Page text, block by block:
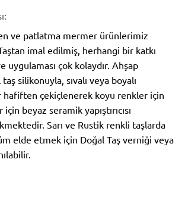
ve patlatma mermer ürünlerimiz
imal edilmiş, herhangi bir katkı
uygulaması çok kolaydır. Ahşap
silikonuyla, sıvalı veya boyalı
hafiften çekiçlenerek koyu renkler için
beyaz seramik yapıştırıcısı
Sarı ve Rustik renkli taşlarda
elde etmek için Doğal Taş verniği veya